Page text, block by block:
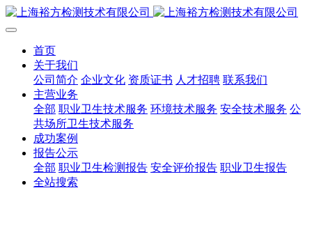
首页
关于我们
公司简介 企业文化 资质证书 人才招聘 联系我们
主营业务
全部 职业卫生技术服务 环境技术服务 安全技术服务 公
共场所卫生技术服务
成功案例
报告公示
全部 职业卫生检测报告 安全评价报告 职业卫生报告
全站搜索